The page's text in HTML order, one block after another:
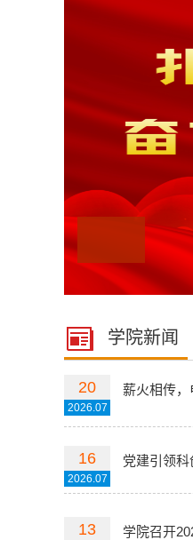
学院新闻
20
2026.07
薪火相传，
16
2026.07
党建引领
13 学院召开